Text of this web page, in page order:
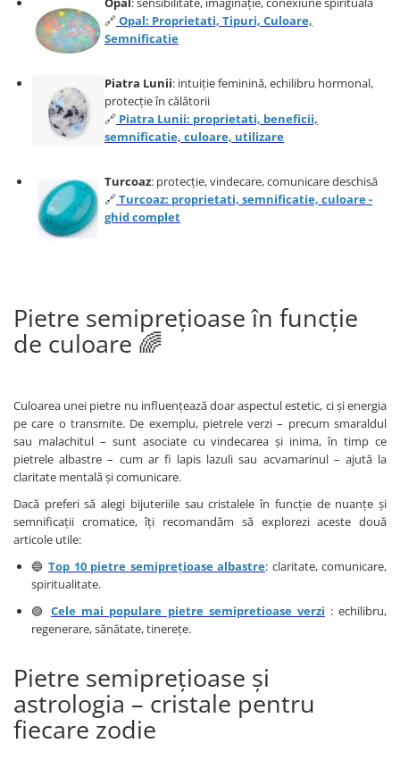
🔗Opal: Proprietati, Tipuri, Culoare,
Semnificatie
Piatra Lunii: intuiție feminină, echilibru hormonal,
protecție în călătorii
🔗 Piatra Lunii: proprietati, beneficii,
semnificatie, culoare, utilizare
Turcoaz: protecție, vindecare, comunicare deschisă
🔗Turcoaz: proprietati, semnificatie, culoare -
ghid complet
Pietre semiprețioase în funcție
de culoare 🌈
Culoarea unei pietre nu influențează doar aspectul estetic, ci și energia
pe care o transmite. De exemplu, pietrele verzi – precum smaraldul
sau malachitul – sunt asociate cu vindecarea și inima, în timp ce
pietrele albastre – cum ar fi lapis lazuli sau acvamarinul – ajută la
claritate mentală și comunicare.
Dacă preferi să alegi bijuteriile sau cristalele în funcție de nuanțe și
semnificații cromatice, îți recomandăm să explorezi aceste două
articole utile:
🔵 Top 10 pietre semiprețioase albastre: claritate, comunicare,
spiritualitate.
🟢Cele mai populare pietre semipretioase verzi : echilibru,
regenerare, sănătate, tinerețe.
Pietre semiprețioase și
astrologia – cristale pentru
fiecare zodie